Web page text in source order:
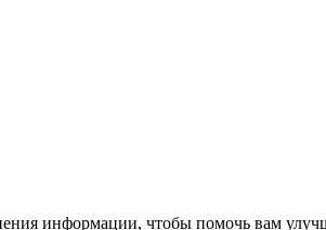
информации, чтобы помочь вам